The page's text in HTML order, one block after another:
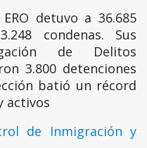
detuvo a 36.685
condenas. Sus
de Delitos
3.800 detenciones
batió un récord
activos
de Inmigración y